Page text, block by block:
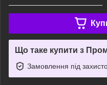
Що таке купити з
Замовлення під